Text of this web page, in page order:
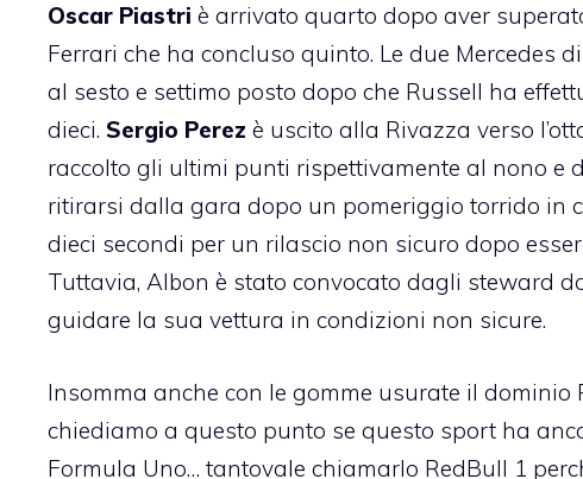
Oscar Piastri è arrivato quarto dopo aver
Ferrari che ha concluso quinto. Le due Mercedes di
al sesto e settimo posto dopo che Russell ha
dieci. Sergio Perez è uscito alla Rivazza verso
raccolto gli ultimi punti rispettivamente al nono e
ritirarsi dalla gara dopo un pomeriggio torrido in
dieci secondi per un rilascio non sicuro dopo
Tuttavia, Albon è stato convocato dagli steward
guidare la sua vettura in condizioni non sicure.
Insomma anche con le gomme usurate il
chiediamo a questo punto se questo sport ha
Formula Uno… tantovale chiamarlo RedBull 1